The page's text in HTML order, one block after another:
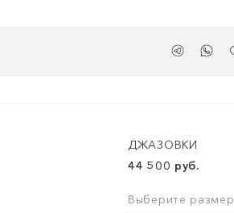
ДЖАЗОВКИ
44 500 руб.
Выберите размер